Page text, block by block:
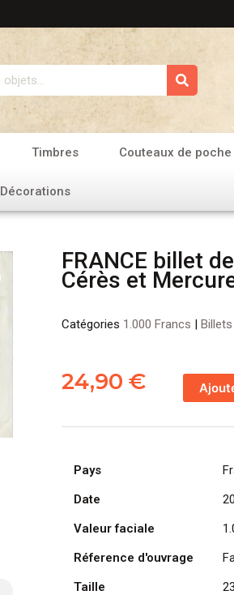
Timbres Couteaux de poche
Décorations
FRANCE billet
Cérès et
Catégories 1.000 Francs |
24,90 €
de
FRANCE
de
10-
Pays
Date
Valeur faciale
Réference d'ouvrage
Taille